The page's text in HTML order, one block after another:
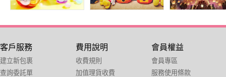
客戶服務
建立新包裹
查詢委託單
費用說明
收費規則
加值理貨收費
會員權益
會員專區
服務使用條款